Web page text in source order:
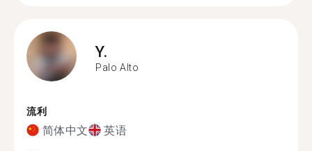
Y.
Palo Alto
流利
简体中文 英语